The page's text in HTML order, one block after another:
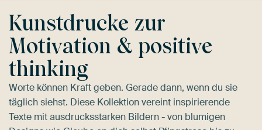
Kunstdrucke zur
Motivation & positive
thinking
Worte können Kraft geben. Gerade dann, wenn du sie
täglich siehst. Diese Kollektion vereint inspirierende
Texte mit ausdrucksstarken Bildern - von blumigen